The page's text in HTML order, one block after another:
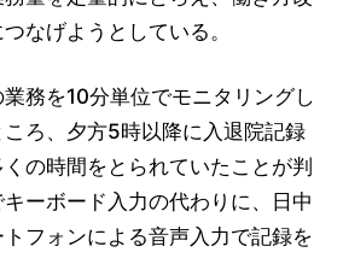
なげようとしている。
務を10分単位でモニタリングし
ろ、夕方5時以降に入退院記録
の時間をとられていたことが判
ーボード入力の代わりに、日中
フォンによる音声入力で記録を